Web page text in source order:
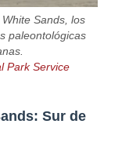
Sands, los
paleontológicas
Park Service
Sur de